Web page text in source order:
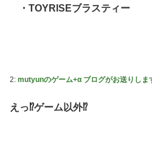
海外「日本なんて行くんじゃな
転の策がバレちゃった！
・TOYRISEブラスティー
2: mutyunのゲーム+α ブログがお送りしま
えっ⁉ゲーム以外⁉